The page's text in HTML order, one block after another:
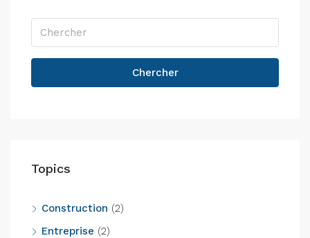
Chercher
Topics
Construction (2)
Entreprise (2)